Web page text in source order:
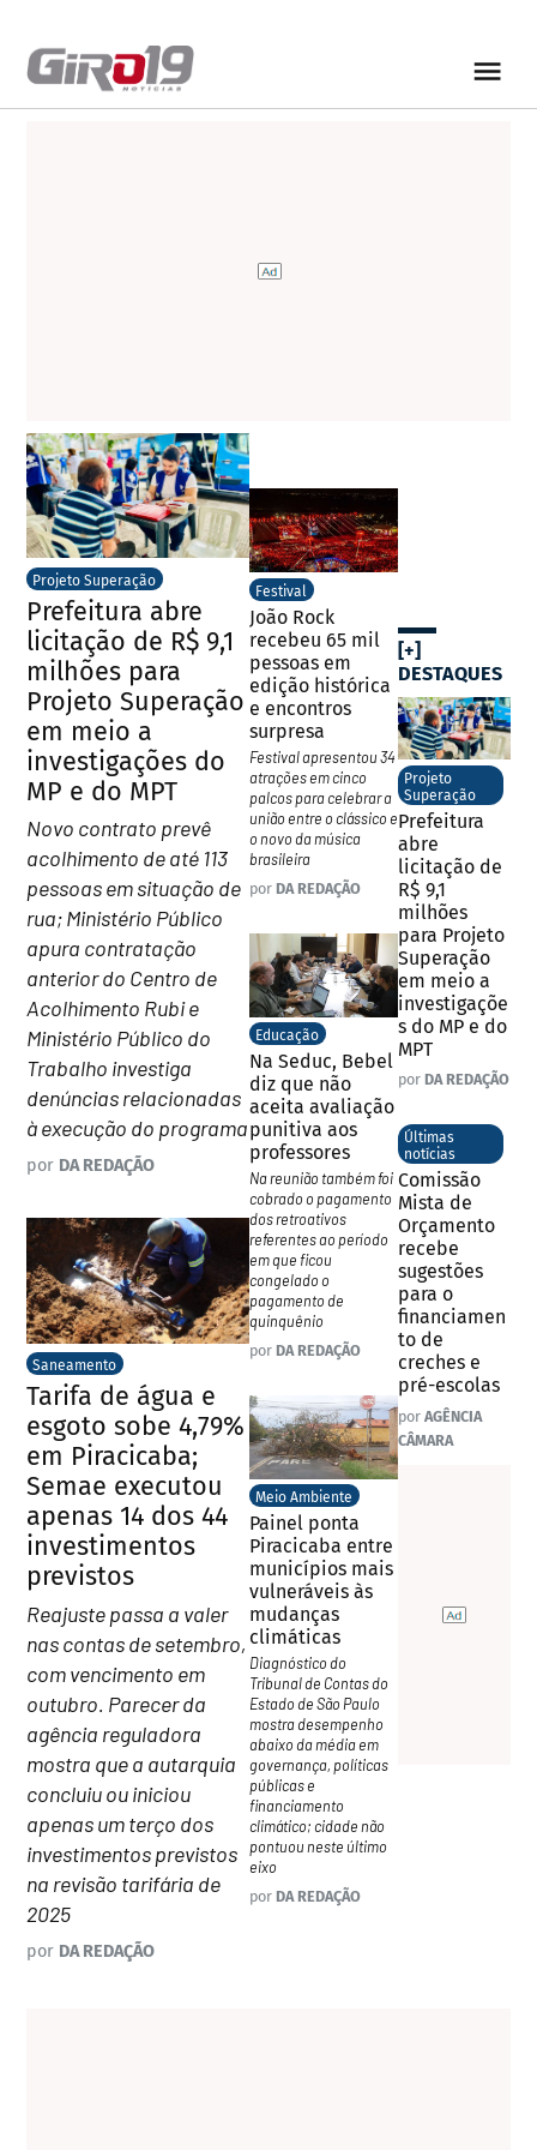
Projeto Superação
Prefeitura abre
licitação de R$ 9,1
milhões para
Projeto Superação
em meio a
investigações do
MP e do MPT
Novo contrato prevê
acolhimento de até 113
pessoas em situação de
rua; Ministério Público
apura contratação
anterior do Centro de
Acolhimento Rubi e
Ministério Público do
Trabalho investiga
denúncias relacionadas
à execução do programa
por DA REDAÇÃO
Saneamento
Tarifa de água e
esgoto sobe 4,79%
em Piracicaba;
Semae executou
apenas 14 dos 44
investimentos
previstos
Reajuste passa a valer
nas contas de setembro,
com vencimento em
outubro. Parecer da
agência reguladora
mostra que a autarquia
concluiu ou iniciou
apenas um terço dos
investimentos previstos
na revisão tarifária de
2025
por DA REDAÇÃO
Festival
João Rock
recebeu 65 mil
pessoas em
edição histórica
e encontros
surpresa
Festival apresentou 34
atrações em cinco
palcos para celebrar a
união entre o clássico e
o novo da música
brasileira
por DA REDAÇÃO
Educação
Na Seduc, Bebel
diz que não
aceita avaliação
punitiva aos
professores
Na reunião também foi
cobrado o pagamento
dos retroativos
referentes ao período
em que ficou
congelado o
pagamento de
quinquênio
por DA REDAÇÃO
Meio Ambiente
Painel ponta
Piracicaba entre
municípios mais
vulneráveis às
mudanças
climáticas
Diagnóstico do
Tribunal de Contas do
Estado de São Paulo
mostra desempenho
abaixo da média em
governança, políticas
públicas e
financiamento
climático; cidade não
pontuou neste último
eixo
por DA REDAÇÃO
[+]
DESTAQUES
Projeto
Superação
Prefeitura
abre
licitação de
R$ 9,1
milhões
para Projeto
Superação
em meio a
investigaçõe
s do MP e do
MPT
por DA REDAÇÃO
Últimas
notícias
Comissão
Mista de
Orçamento
recebe
sugestões
para o
financiamen
to de
creches e
pré-escolas
por AGÊNCIA
CÂMARA